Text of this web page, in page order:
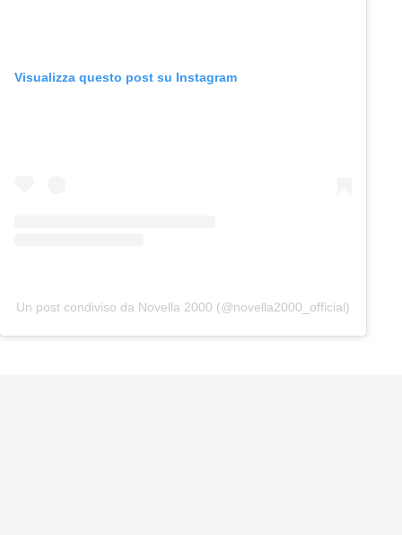
Visualizza questo post su Instagram
Un post condiviso da Novella 2000 (@novella2000_official)